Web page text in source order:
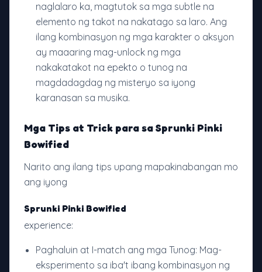
naglalaro ka, magtutok sa mga subtle na
elemento ng takot na nakatago sa laro. Ang
ilang kombinasyon ng mga karakter o aksyon
ay maaaring mag-unlock ng mga
nakakatakot na epekto o tunog na
magdadagdag ng misteryo sa iyong
karanasan sa musika.
Mga Tips at Trick para sa Sprunki Pinki
Bowified
Narito ang ilang tips upang mapakinabangan mo
ang iyong
Sprunki Pinki Bowified
experience:
Paghaluin at I-match ang mga Tunog: Mag-
eksperimento sa iba't ibang kombinasyon ng